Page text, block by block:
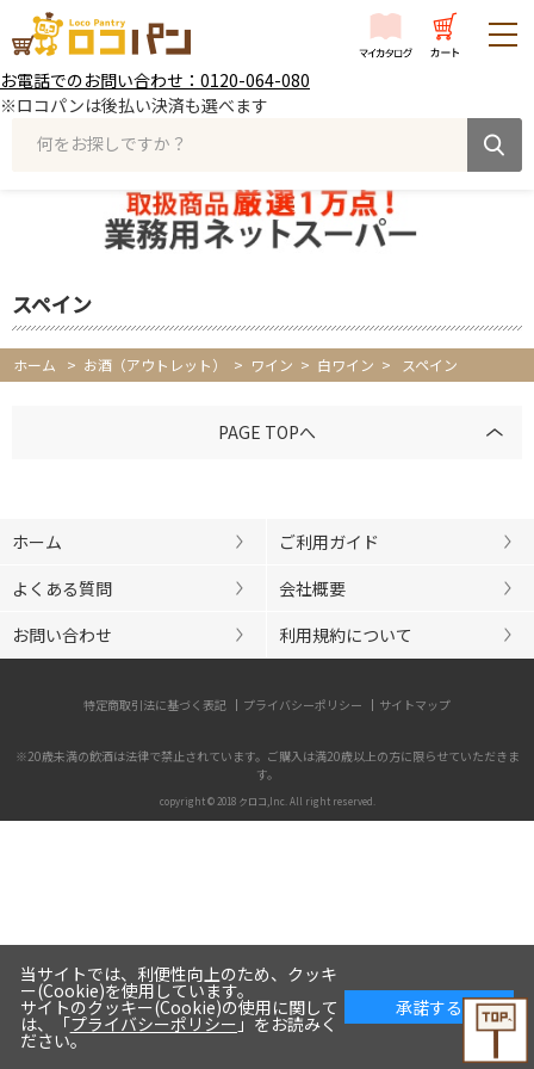
お電話でのお問い合わせ：0120-064-080
※ロコパンは後払い決済も選べます
何をお探しですか？
スペイン
ホーム > お酒（アウトレット） > ワイン > 白ワイン > スペイン
PAGE TOPへ
ホーム
ご利用ガイド
よくある質問
会社概要
お問い合わせ
利用規約について
特定商取引法に基づく表記 プライバシーポリシー サイトマップ
※20歳未満の飲酒は法律で禁止されています。ご購入は満20歳以上の方に限らせていただきま
す。
copyright © 2018 クロコ,Inc. All right reserved.
当サイトでは、利便性向上のため、クッキ
ー(Cookie)を使用しています。
サイトのクッキー(Cookie)の使用に関して
は、「プライバシーポリシー 」をお読みく
ださい。
承諾する